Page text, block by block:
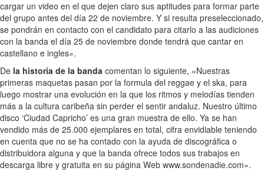
cargar un video en el que dejen claro sus aptitudes para formar parte
del grupo antes del día 22 de noviembre. Y si resulta preseleccionado,
se pondrán en contacto con el candidato para citarlo a las audiciones
con la banda el día 25 de noviembre donde tendrá que cantar en
castellano e ingles».
De la historia de la banda comentan lo siguiente, «Nuestras
primeras maquetas pasan por la formula del reggae y el ska, para
luego mostrar una evolución en la que los ritmos y melodías tienden
más a la cultura caribeña sin perder el sentir andaluz. Nuestro último
disco ‘Ciudad Capricho’ es una gran muestra de ello. Ya se han
vendido más de 25.000 ejemplares en total, cifra envidiable teniendo
en cuenta que no se ha contado con la ayuda de discográfica o
distribuidora alguna y que la banda ofrece todos sus trabajos en
descarga libre y gratuita en su página Web www.sondenadie.com».